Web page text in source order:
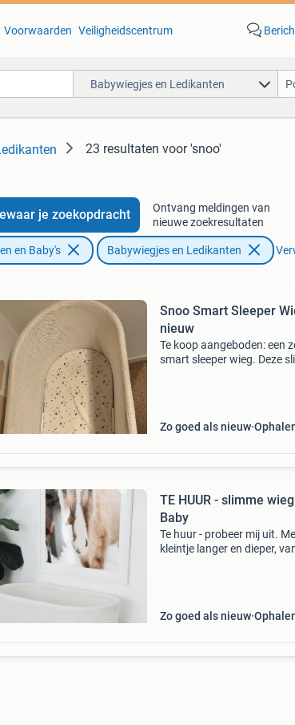
Voorwaarden Veiligheidscentrum
Babywiegjes en Ledikanten
23 resultaten voor 'snoo'
je zoekopdracht
Ontvang meldingen van
nieuwe zoekresultaten
en Baby's Babywiegjes en Ledikanten
Snoo Smart Sleeper
nieuw
Te koop aangeboden: een
smart sleeper wieg. Deze
Zo goed als nieuw
TE HUUR - slimme
Baby
Te huur - probeer mij uit.
kleintje langer en dieper,
Zo goed als nieuw